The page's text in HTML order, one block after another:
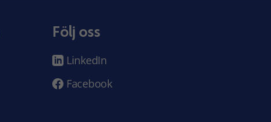
Följ oss
LinkedIn
Facebook